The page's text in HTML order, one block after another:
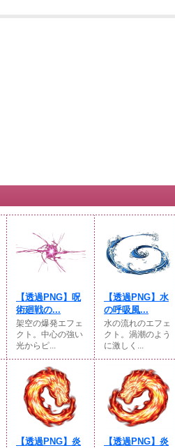
【透過PNG】呪
術廻戦の...
架空の爆発エフェ
クト。中心の強い
光からピ...
【透過PNG】水
の呼吸風...
水の流れのエフェ
クト。渦潮のよう
に激しく...
【透過PNG】炎
【透過PNG】炎